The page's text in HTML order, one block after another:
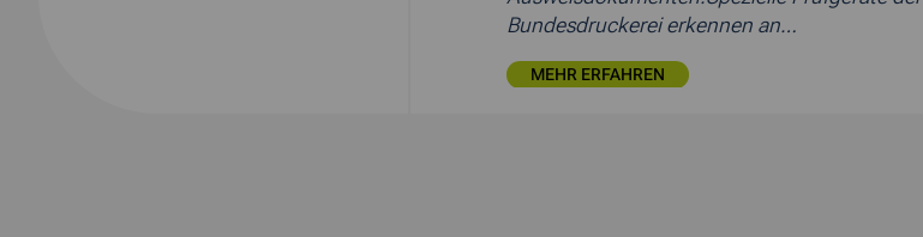
Bundesdruckerei erkennen an…
MEHR ERFAHREN